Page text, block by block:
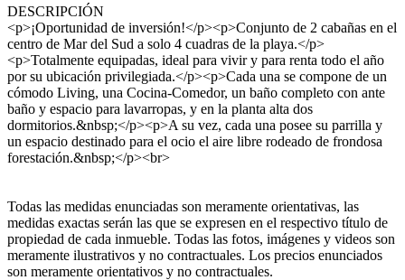
DESCRIPCIÓN
<p>¡Oportunidad de inversión!</p><p>Conjunto de 2 cabañas en el
centro de Mar del Sud a solo 4 cuadras de la playa.</p>
<p>Totalmente equipadas, ideal para vivir y para renta todo el año
por su ubicación privilegiada.</p><p>Cada una se compone de un
cómodo Living, una Cocina-Comedor, un baño completo con ante
baño y espacio para lavarropas, y en la planta alta dos
dormitorios.&nbsp;</p><p>A su vez, cada una posee su parrilla y
un espacio destinado para el ocio el aire libre rodeado de frondosa
forestación.&nbsp;</p><br>
Todas las medidas enunciadas son meramente orientativas, las
medidas exactas serán las que se expresen en el respectivo título de
propiedad de cada inmueble. Todas las fotos, imágenes y videos son
meramente ilustrativos y no contractuales. Los precios enunciados
son meramente orientativos y no contractuales.